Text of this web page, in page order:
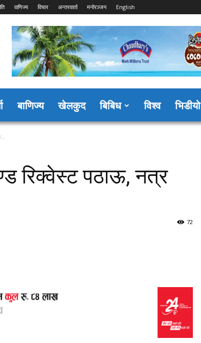
वाणिज्य विचार अन्तरवार्ता मनोरञ्जन English
बाणिज्य खेलकुद बिबिध विश्व भिडीयो
रिक्वेस्ट पठाऊ, नत्र
72